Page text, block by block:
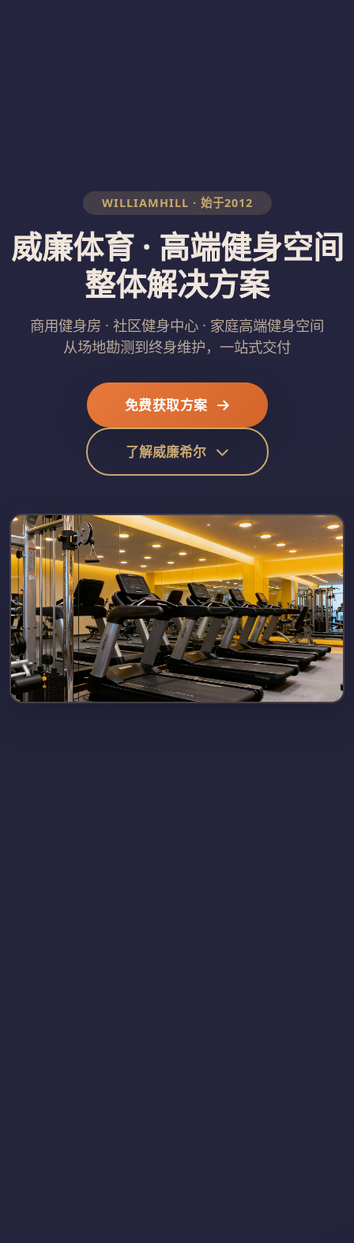
WILLIAMHILL · 始于2012
威廉体育 · 高端健身空间
整体解决方案
商用健身房 · 社区健身中心 · 家庭高端健身空间
从场地勘测到终身维护，一站式交付
免费获取方案
了解威廉希尔